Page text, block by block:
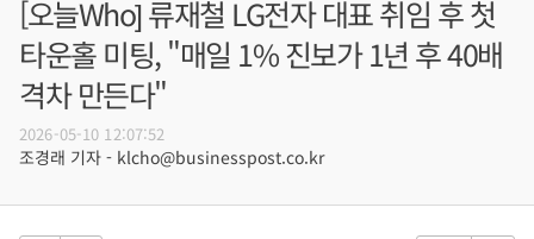
[오늘Who] 류재철 LG전자 대표 취임 후 첫
타운홀 미팅, "매일 1% 진보가 1년 후 40배
격차 만든다"
2026-05-10 12:07:52
조경래 기자 - klcho@businesspost.co.kr